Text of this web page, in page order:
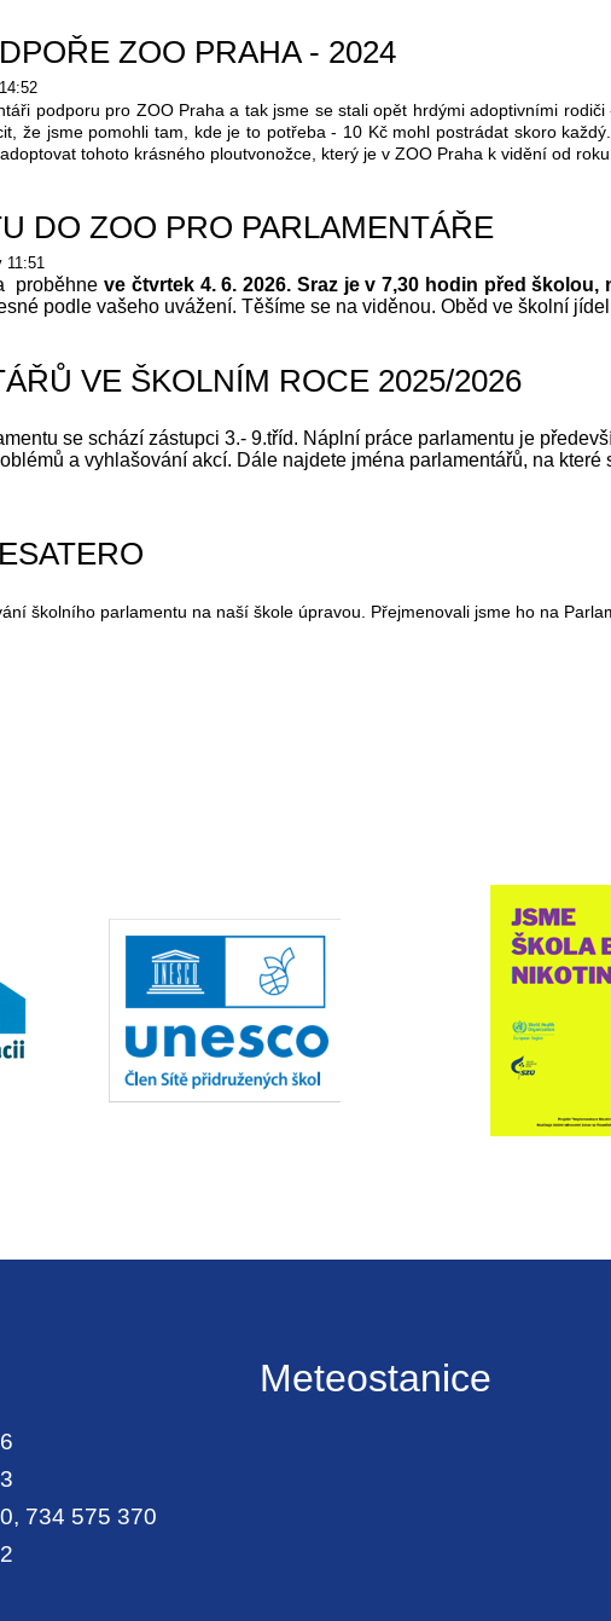
ZOO PRAHA - 2024
podporu pro ZOO Praha a tak jsme se stali opět hrdými adoptivními
že jsme pomohli tam, kde je to potřeba - 10 Kč mohl postrádat skoro
tohoto krásného ploutvonožce, který je v ZOO Praha k vidění od
DO ZOO PRO PARLAMENTÁŘE
proběhneve čtvrtek 4. 6. 2026. Sraz je v 7,30 hodin před školou,
podle vašeho uvážení. Těšíme se na viděnou. Oběd ve školní
VE ŠKOLNÍM ROCE 2025/2026
se schází zástupci 3.- 9.tříd. Náplní práce parlamentu je
a vyhlašování akcí. Dále najdete jména parlamentářů, na
školního parlamentu na naší škole úpravou. Přejmenovali jsme ho na
734 575 370
Meteostanice